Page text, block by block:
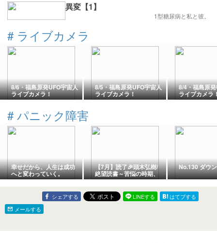
異変【1】
1型糖尿病と私と彼。
# ライブカメラ
8/6・福島原発UFO宇宙人
ライブカメラ！
8/5・福島原発UFO宇宙人
ライブカメラ！
8/4・福島原
ライブカメラ
# パニック障害
幸せだから、人生は成功
へと変わっていく。
【7月】読了🎉頭木弘樹/
絶望読書～苦悩の時期、
私を救った本～【31日】
No.130 ダウ
シェアする LINEする
はてブする
メールする